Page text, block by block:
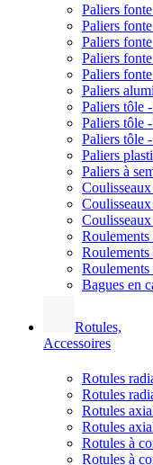
Paliers
Paliers
Paliers
Paliers
Paliers
Paliers
Paliers tôle
Paliers tôle
Paliers tôle
Paliers
Paliers à
Roulements
Roulements
Bagues en
Rotules,
Accessoires
Rotules
Rotules
Rotules
Rotules
Rotules à
Rotules à